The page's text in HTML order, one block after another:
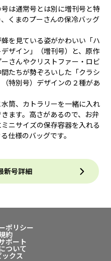
は通常号とは別に増刊号と特
くまのプーさんの保冷バッグ
を見ている姿がかわいい「ハ
ザイン」（増刊号）と、原作
さんやクリストファー・ロビ
たちが勢ぞろいした「クラシ
特別号）デザインの２種があ
筒、カトラリーを一緒に入れ
ます。高さがあるので、お弁
ニサイズの保存容器を入れる
仕様のバッグです。
新号詳細
ポリシー
約
ポート
ついて
クス